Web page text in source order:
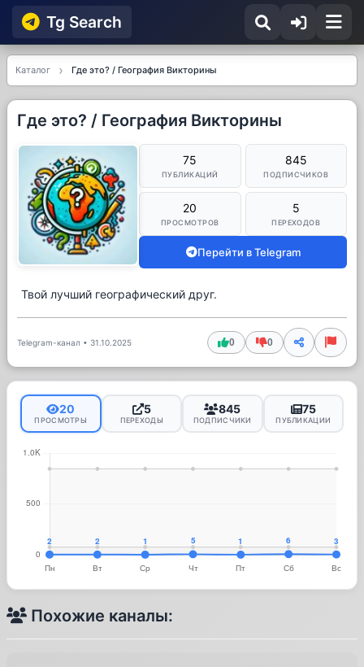
Tg Searсh
Каталог Где это? / География Викторины
Где это? / География Викторины
75
ПУБЛИКАЦИЙ
845
ПОДПИСЧИКОВ
20
ПРОСМОТРОВ
5
ПЕРЕХОДОВ
Перейти в Telegram
Твой лучший географический друг.
Telegram-канал • 31.10.2025 0 0
20
ПРОСМОТРЫ
5
ПЕРЕХОДЫ
845
ПОДПИСЧИКИ
75
ПУБЛИКАЦИИ
Похожие каналы: